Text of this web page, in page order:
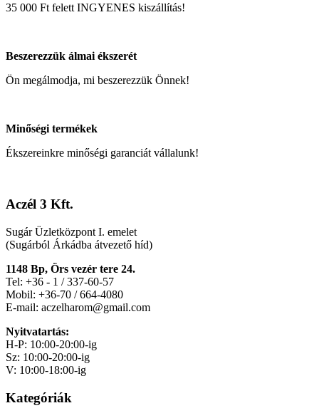
35 000 Ft felett INGYENES kiszállítás!
Beszerezzük álmai ékszerét
Ön megálmodja, mi beszerezzük Önnek!
Minőségi termékek
Ékszereinkre minőségi garanciát vállalunk!
Aczél 3 Kft.
Sugár Üzletközpont I. emelet
(Sugárból Árkádba átvezető híd)
1148 Bp, Örs vezér tere 24.
Tel: +36 - 1 / 337-60-57
Mobil: +36-70 / 664-4080
E-mail: aczelharom@gmail.com
Nyitvatartás:
H-P: 10:00-20:00-ig
Sz: 10:00-20:00-ig
V: 10:00-18:00-ig
Kategóriák